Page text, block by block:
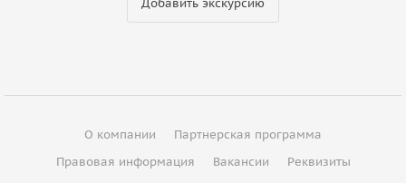
О компании
Партнерская программа
Правовая информация
Вакансии
Реквизиты